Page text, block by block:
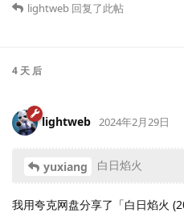
lightweb 回复了此帖
4 天 后
lightweb 2024年2月29日
yuxiang 白日焰火
我用夸克网盘分享了「白日焰火